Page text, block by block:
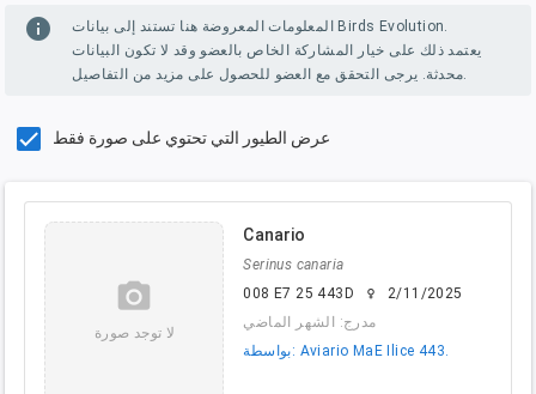
info
المعلومات المعروضة هنا تستند إلى بيانات Birds Evolution.
يعتمد ذلك على خيار المشاركة الخاص بالعضو وقد لا تكون البيانات
عرض الطيور التي تحتوي على صورة فقط
camera_alt
لا توجد صورة
Canario
Serinus canaria
008 E7 25 443D
female
2/11/2025
مدرج: الشهر الماضي
بواسطة: Aviario MaE Ilice 443.